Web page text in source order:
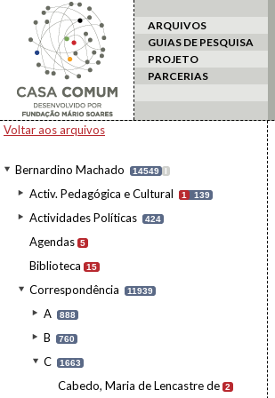
ARQUIVOS
GUIAS DE PESQUISA
PROJETO
PARCERIAS
Voltar aos arquivos
Bernardino Machado 14549 I
Activ. Pedagógica e Cultural 1 139
Actividades Políticas 424
Agendas 5
Biblioteca 15
Correspondência 11939
A 888
B 760
C 1663
Cabedo, Maria de Lencastre de 2